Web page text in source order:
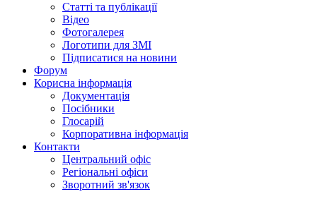
Статті та публікації
Відео
Фотогалерея
Логотипи для ЗМІ
Підписатися на новини
Форум
Корисна інформація
Документація
Посібники
Глосарій
Корпоративна інформація
Контакти
Центральний офіс
Регіональні офіси
Зворотний зв'язок